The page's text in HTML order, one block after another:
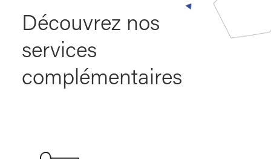
Découvrez nos
services
complémentaires